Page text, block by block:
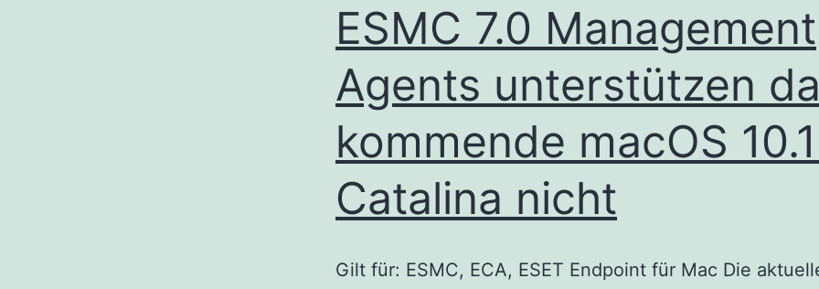
ESMC 7.0 Management
Agents unterstützen
kommende macOS
Catalina nicht
Gilt für: ESMC, ECA, ESET Endpoint für Mac Die